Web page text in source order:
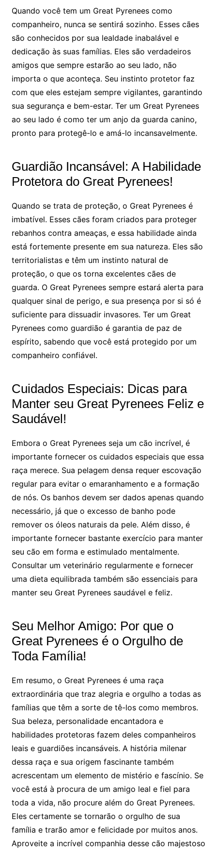
Quando você tem um Great Pyrenees como
companheiro, nunca se sentirá sozinho. Esses cães
são conhecidos por sua lealdade inabalável e
dedicação às suas famílias. Eles são verdadeiros
amigos que sempre estarão ao seu lado, não
importa o que aconteça. Seu instinto protetor faz
com que eles estejam sempre vigilantes, garantindo
sua segurança e bem-estar. Ter um Great Pyrenees
ao seu lado é como ter um anjo da guarda canino,
pronto para protegê-lo e amá-lo incansavelmente.
Guardião Incansável: A Habilidade
Protetora do Great Pyrenees!
Quando se trata de proteção, o Great Pyrenees é
imbatível. Esses cães foram criados para proteger
rebanhos contra ameaças, e essa habilidade ainda
está fortemente presente em sua natureza. Eles são
territorialistas e têm um instinto natural de
proteção, o que os torna excelentes cães de
guarda. O Great Pyrenees sempre estará alerta para
qualquer sinal de perigo, e sua presença por si só é
suficiente para dissuadir invasores. Ter um Great
Pyrenees como guardião é garantia de paz de
espírito, sabendo que você está protegido por um
companheiro confiável.
Cuidados Especiais: Dicas para
Manter seu Great Pyrenees Feliz e
Saudável!
Embora o Great Pyrenees seja um cão incrível, é
importante fornecer os cuidados especiais que essa
raça merece. Sua pelagem densa requer escovação
regular para evitar o emaranhamento e a formação
de nós. Os banhos devem ser dados apenas quando
necessário, já que o excesso de banho pode
remover os óleos naturais da pele. Além disso, é
importante fornecer bastante exercício para manter
seu cão em forma e estimulado mentalmente.
Consultar um veterinário regularmente e fornecer
uma dieta equilibrada também são essenciais para
manter seu Great Pyrenees saudável e feliz.
Seu Melhor Amigo: Por que o
Great Pyrenees é o Orgulho de
Toda Família!
Em resumo, o Great Pyrenees é uma raça
extraordinária que traz alegria e orgulho a todas as
famílias que têm a sorte de tê-los como membros.
Sua beleza, personalidade encantadora e
habilidades protetoras fazem deles companheiros
leais e guardiões incansáveis. A história milenar
dessa raça e sua origem fascinante também
acrescentam um elemento de mistério e fascínio. Se
você está à procura de um amigo leal e fiel para
toda a vida, não procure além do Great Pyrenees.
Eles certamente se tornarão o orgulho de sua
família e trarão amor e felicidade por muitos anos.
Aproveite a incrível companhia desse cão majestoso